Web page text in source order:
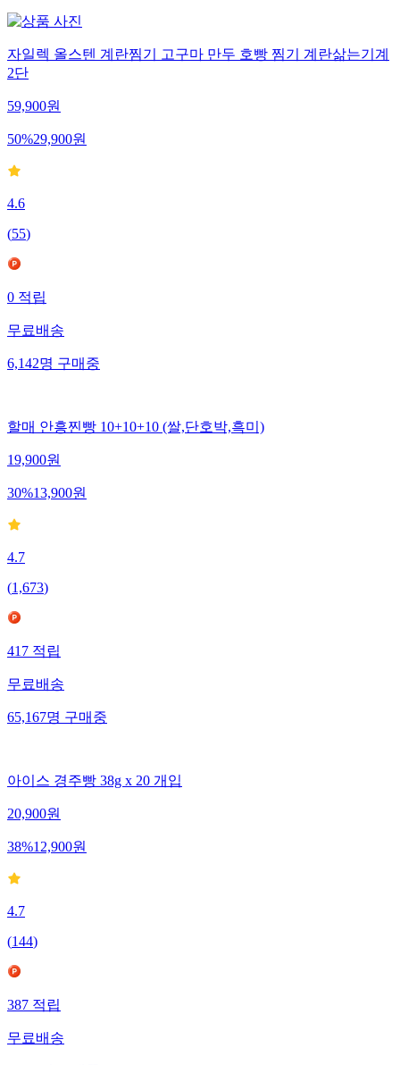
자일렉 올스텐 계란찜기 고구마 만두 호빵 찜기 계란삶는기계
2단
59,900원
50%29,900원
4.6
(55)
0적립
무료배송
6,142명구매중
할매 안흥찐빵 10+10+10 (쌀,단호박,흑미)
19,900원
30%13,900원
4.7
(1,673)
417적립
무료배송
65,167명구매중
아이스 경주빵 38g x 20 개입
20,900원
38%12,900원
4.7
(144)
387적립
무료배송